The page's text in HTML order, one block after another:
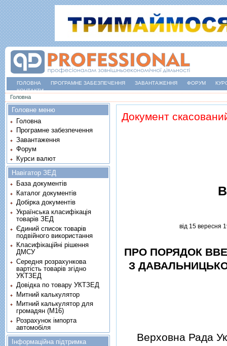
ГОЛОВНА ПРОГРАМНЕ ЗАБЕЗПЕЧЕННЯ ЗАВАНТАЖЕННЯ ФОРУМ
КОНТАКТИ
Ви є тут
Головна
Документ
вiд 15 вересня
ПРО ПОРЯДОК
З
Верховна Рада
Головне меню
Головна
Програмне забезпечення
Завантаження
Форум
Курси валют
Навігатор ЗЕД
База документів
Каталог документів
Добірка документів
Українська класифікація
товарів ЗЕД
Єдиний список товарів
подвійного використання
Класифікаційні рішення
ДМСУ
Середня розрахункова
вартість товарів згідно
УКТЗЕД
Довідка по товару УКТЗЕД
Митний калькулятор
Митний калькулятор для
громадян (М16)
Розрахунок імпорта
автомобіля
Інформаційна підтримка